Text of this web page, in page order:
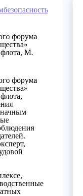
форума
флота, М.
форума